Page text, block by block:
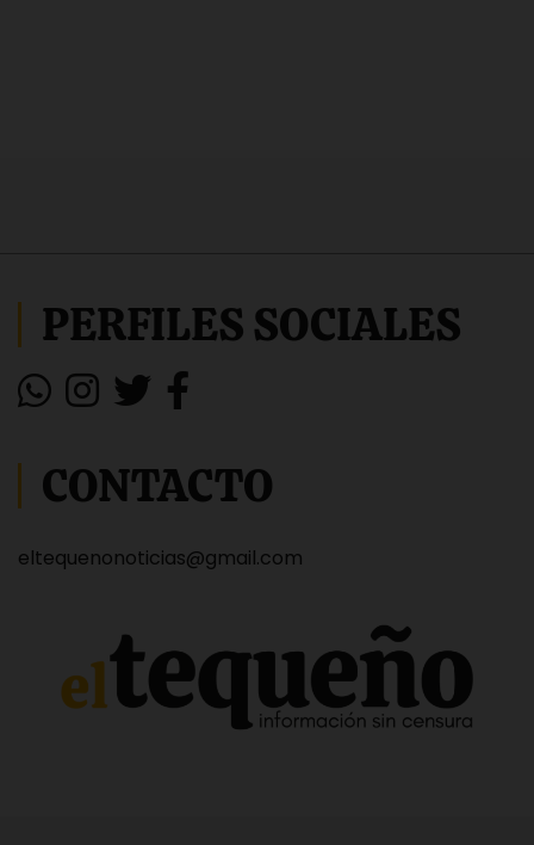
PERFILES SOCIALES
CONTACTO
eltequenonoticias@gmail.com